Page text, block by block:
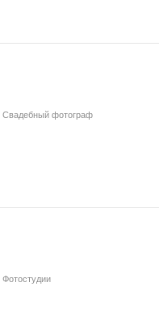
Свадебный фотограф
Фотостудии